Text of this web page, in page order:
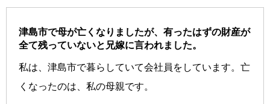
津島市で母が亡くなりましたが、有ったはずの財産が
全て残っていないと兄嫁に言われました。
私は、津島市で暮らしていて会社員をしています。亡
くなったのは、私の母親です。